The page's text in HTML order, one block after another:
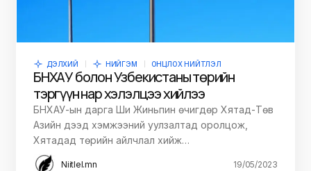
ДЭЛХИЙ НИЙГЭМ ОНЦЛОХ НИЙТЛЭЛ
БНХАУ болон Узбекистаны төрийн
тэргүүн нар хэлэлцээ хийлээ
БНХАУ-ын дарга Ши Жиньпин өчигдөр Хятад-Төв
Азийн дээд хэмжээний уулзалтад оролцож,
Хятадад төрийн айлчлал хийж…
Niitlel.mn 19/05/2023